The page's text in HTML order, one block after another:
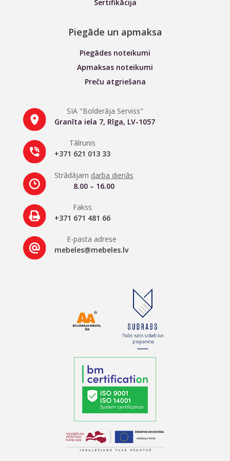
Sertifikācija
Piegāde un apmaksa
Piegādes noteikumi
Apmaksas noteikumi
Preču atgriešana
SIA "Bolderāja Serviss"
Granīta iela 7, Rīga, LV-1057
Tālrunis
+371 621 013 33
Strādājam darba dienās
8.00 – 16.00
Fakss
+371 671 481 66
E-pasta adrese
mebeles@mebeles.lv